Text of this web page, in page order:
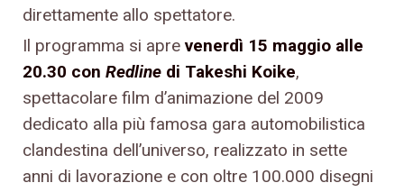
direttamente allo spettatore.
Il programma si apre venerdì 15 maggio alle
20.30 con Redline di Takeshi Koike,
spettacolare film d’animazione del 2009
dedicato alla più famosa gara automobilistica
clandestina dell’universo, realizzato in sette
anni di lavorazione e con oltre 100.000 disegni